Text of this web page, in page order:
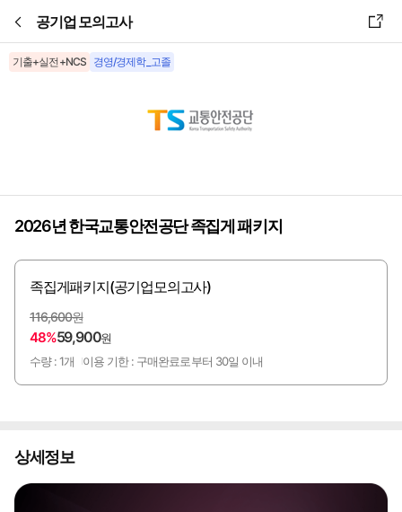
공기업 모의고사
기출+실전+NCS 경영/경제학_고졸
2026년 한국교통안전공단 족집게 패키지
족집게패키지(공기업모의고사)
116,600원
48%59,900원
수량 : 1개
이용 기한 : 구매완료로부터 30일 이내
상세정보